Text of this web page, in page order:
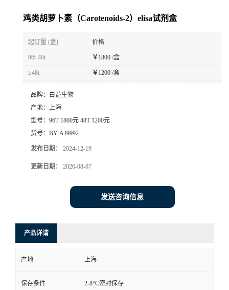
鸡类胡萝卜素（Carotenoids-2）elisa试剂盒
起订量 (盒) 价格
96t-48t ￥ 1800 /盒
≥48t ￥ 1200 /盒
品牌：
白益生物
产地： 上海
型号： 96T 1800元 48T 1200元
货号： BY-AJ9992
发布日期： 2024-12-19
更新日期： 2026-08-07
发送咨询信息
产品详请
产地 上海
保存条件 2-8°C密封保存